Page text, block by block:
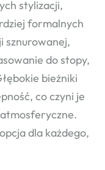
stylizacji,
formalnych
sznurowanej,
do stopy,
bieżniki
co czyni je
dla każdego,